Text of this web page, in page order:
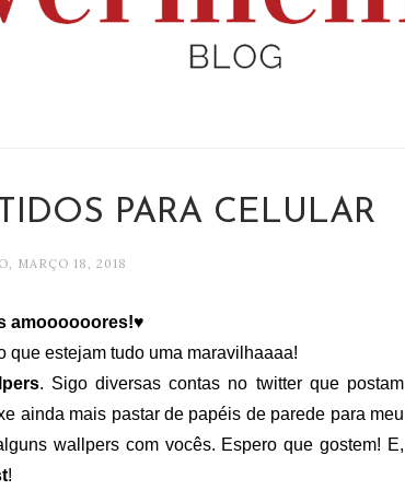
PARA CELULAR
MARÇO 18, 2018
amoooooores!♥
que estejam tudo uma maravilhaaaa!
. Sigo diversas contas no twitter que postam
ainda mais pastar de papéis de parede para meu
wallpers com vocês. Espero que gostem! E,
!